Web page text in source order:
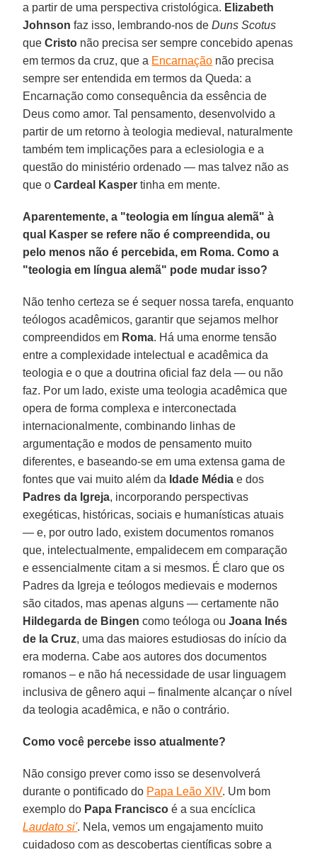
a partir de uma perspectiva cristológica. Elizabeth
Johnson faz isso, lembrando-nos deDuns Scotus
queCristo não precisa ser sempre concebido apenas
em termos da cruz, que a Encarnação não precisa
sempre ser entendida em termos da Queda: a
Encarnação como consequência da essência de
Deus como amor. Tal pensamento, desenvolvido a
partir de um retorno à teologia medieval, naturalmente
também tem implicações para a eclesiologia e a
questão do ministério ordenado — mas talvez não as
que oCardeal Kasper tinha em mente.
Aparentemente, a "teologia em língua alemã" à
qual Kasper se refere não é compreendida, ou
pelo menos não é percebida, em Roma. Como a
"teologia em língua alemã" pode mudar isso?
Não tenho certeza se é sequer nossa tarefa, enquanto
teólogos acadêmicos, garantir que sejamos melhor
compreendidos em Roma. Há uma enorme tensão
entre a complexidade intelectual e acadêmica da
teologia e o que a doutrina oficial faz dela — ou não
faz. Por um lado, existe uma teologia acadêmica que
opera de forma complexa e interconectada
internacionalmente, combinando linhas de
argumentação e modos de pensamento muito
diferentes, e baseando-se em uma extensa gama de
fontes que vai muito além da Idade Média e dos
Padres da Igreja, incorporando perspectivas
exegéticas, históricas, sociais e humanísticas atuais
— e, por outro lado, existem documentos romanos
que, intelectualmente, empalidecem em comparação
e essencialmente citam a si mesmos. É claro que os
Padres da Igreja e teólogos medievais e modernos
são citados, mas apenas alguns — certamente não
Hildegarda de Bingen como teóloga ouJoana Inés
de la Cruz, uma das maiores estudiosas do início da
era moderna. Cabe aos autores dos documentos
romanos – e não há necessidade de usar linguagem
inclusiva de gênero aqui – finalmente alcançar o nível
da teologia acadêmica, e não o contrário.
Como você percebe isso atualmente?
Não consigo prever como isso se desenvolverá
durante o pontificado do Papa Leão XIV. Um bom
exemplo do Papa Francisco é a sua encíclica
Laudato si'. Nela, vemos um engajamento muito
cuidadoso com as descobertas científicas sobre a